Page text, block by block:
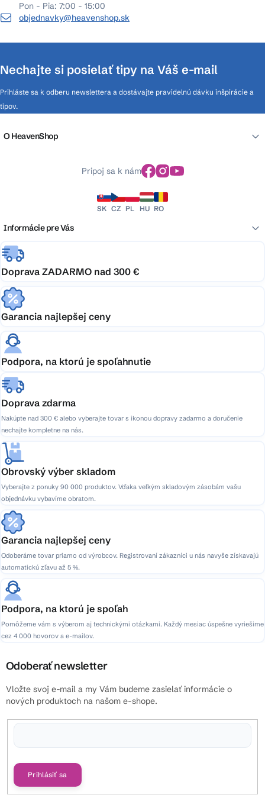
Pon - Pia: 7:00 - 15:00
objednavky@heavenshop.sk
Nechajte si posielať tipy na Váš e-mail
Prihláste sa k odberu newslettera a dostávajte pravidelnú dávku inšpirácie a
tipov.
O HeavenShop
Pripoj sa k nám
SK CZ PL HU RO
Informácie pre Vás
Doprava ZADARMO nad 300 €
Garancia najlepšej ceny
Podpora, na ktorú je spoľahnutie
Doprava zdarma
Nakúpte nad 300 € alebo vyberajte tovar s ikonou dopravy zadarmo a doručenie
nechajte kompletne na nás.
Obrovský výber skladom
Vyberajte z ponuky 90 000 produktov. Vďaka veľkým skladovým zásobám vašu
objednávku vybavíme obratom.
Garancia najlepšej ceny
Odoberáme tovar priamo od výrobcov. Registrovaní zákazníci u nás navyše získavajú
automatickú zľavu až 5 %.
Podpora, na ktorú je spoľah
Pomôžeme vám s výberom aj technickými otázkami. Každý mesiac úspešne vyriešime
cez 4 000 hovorov a e-mailov.
Odoberať newsletter
Vložte svoj e-mail a my Vám budeme zasielať informácie o
nových produktoch na našom e-shope.
Prihlásiť sa